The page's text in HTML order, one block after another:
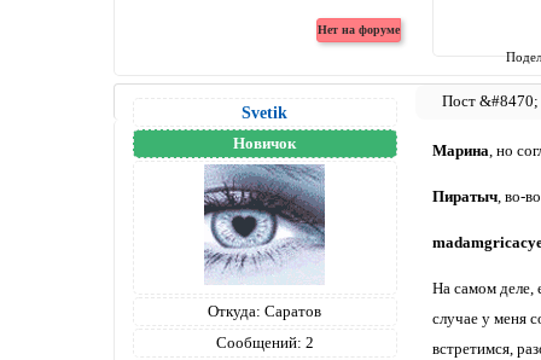
Svetik
Новичок
Откуда: Саратов
Сообщений: 2
Марина , но
Пиратыч, во-
На самом деле,
случае у меня
встретимся,